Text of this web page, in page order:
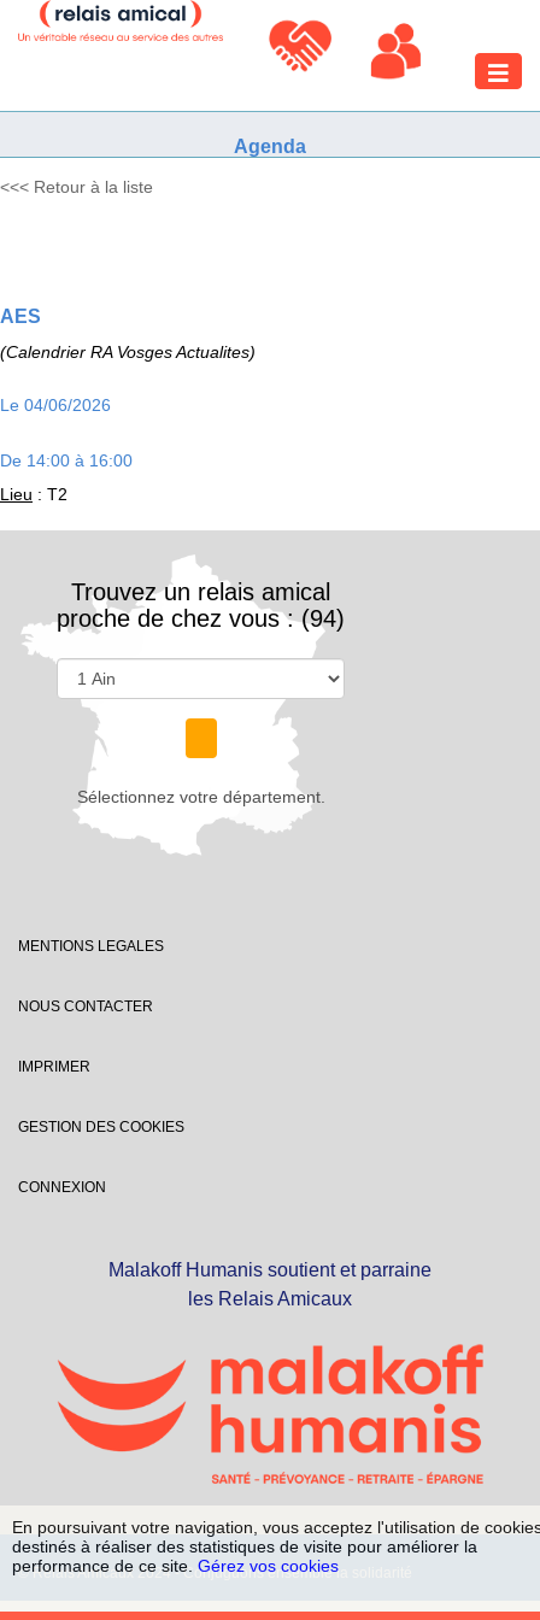
Toggle
Agenda
<<< Retour à la liste
AES
(Calendrier RA Vosges Actualites)
Le 04/06/2026
De 14:00 à 16:00
Lieu : T2
Trouvez un relais amical
proche de chez vous : (94)
Sélectionnez votre département.
MENTIONS LEGALES
NOUS CONTACTER
IMPRIMER
GESTION DES COOKIES
CONNEXION
Malakoff Humanis soutient et parraine
les Relais Amicaux
© Relais Amicaux 2024 - Conjuguons ensemble la solidarité
En poursuivant votre navigation, vous acceptez l'utilisation de
destinés à réaliser des statistiques de visite pour améliorer la
performance de ce site. Gérez vos cookies